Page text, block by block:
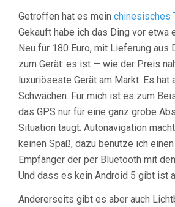
Getroffen hat es mein chinesisches
Gekauft habe ich das Ding vor etwa
Neu für 180 Euro, mit Lieferung aus
zum Gerät: es ist — wie der Preis
luxuriöseste Gerät am Markt. Es hat
Schwächen. Für mich ist es zum
das GPS nur für eine ganz grobe
Situation taugt. Autonavigation
keinen Spaß, dazu benutze ich
Empfänger der per Bluetooth mit
Und dass es kein Android 5 gibt ist
Andererseits gibt es aber auch